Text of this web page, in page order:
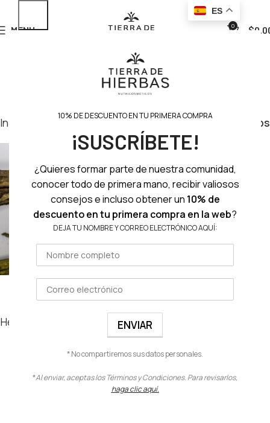
10% DE DESCUENTO EN TU PRIMERA COMPRA
¡SUSCRÍBETE!
¿Quieres formar parte de nuestra comunidad,
conocer todo de primera mano, recibir valiosos
consejos e incluso obtener un 10% de
descuento en tu primera compra en la web?
DEJA TU NOMBRE Y CORREO ELECTRÓNICO AQUÍ:
* No compartiremos sus datos personales.
*Al enviar, aceptas los Términos y Condiciones. Para revisarlos,
haga clic aquí.
MENU 0 $
Inicio Herramientas Eco Esponjas Filtros
ECO ESPONJA BEAUTY
BLENDER
Herramientas Eco Esponjas,
VER PRODUCTO
ES